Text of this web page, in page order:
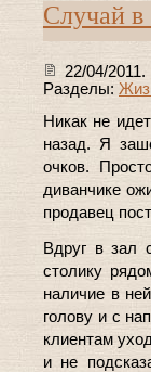
Случай в
22/04/
Разделы:
Никак не
назад. Я
очков.
диванчике
продавец
Вдруг в зал
столику
наличие в
голову и с
клиентам
и не